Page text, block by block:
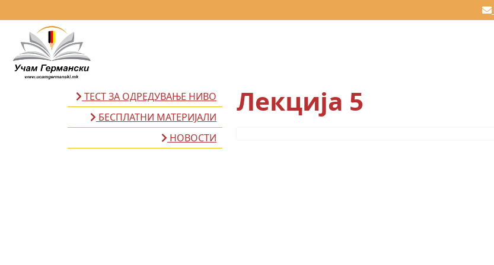
ТЕСТ ЗА ОДРЕДУВАЊЕ НИВО
БЕСПЛАТНИ МАТЕРИЈАЛИ
НОВОСТИ
Лекција 5